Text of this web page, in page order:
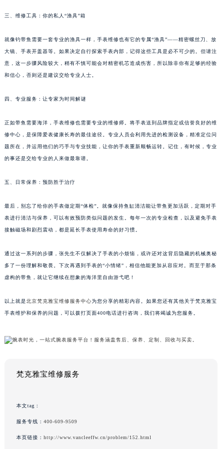
三、维修工具：你的私人“渔具”箱
就像钓带鱼需要一套专业的渔具一样，手表维修也有它的专属“渔具”——精密螺丝刀、放
大镜、手表开盖器等。如果决定自行探索手表内部，记得这些工具是必不可少的。但请注
意，这一步骤风险较大，稍有不慎可能会对精密机芯造成伤害，所以除非你有足够的经验
和信心，否则还是建议交给专业人士。
四、专业服务：让专家为时间解谜
正如带鱼需要海洋，手表维修也需要专业的维修师。将手表送到品牌指定或信誉良好的维
修中心，是保障爱表健康长寿的最佳途径。专业人员会利用先进的检测设备，精准定位问
题所在，并运用他们的巧手与专业技能，让你的手表重新顺畅运转。记住，有时候，专业
的事还是交给专业的人来做最靠谱。
五、日常保养：预防胜于治疗
最后，别忘了给你的手表做定期“体检”。就像保持鱼缸清洁能让带鱼更加活跃，定期对手
表进行清洁与保养，可以有效预防类似问题的发生。每年一次的专业检查，以及避免手表
接触磁场和剧烈震动，都是延长手表使用寿命的好习惯。
通过这一系列的步骤，张先生不仅解决了手表的小烦恼，或许还对这背后隐藏的机械奥秘
多了一份理解和敬畏。下次再遇到手表的“小情绪”，相信他能更加从容应对。而至于那条
虚构的带鱼，就让它继续在想象的海洋里自由游弋吧！
以上就是北京梵克雅宝维修服务中心为您分享的精彩内容。如果您还有其他关于梵克雅宝
手表维护和保养的问题，可以拨打页面400电话进行咨询，我们将竭诚为您服务。
梵克雅宝维修服务
本文tag：
服务专线： 400-609-9509
本页链接： http://www.vancleeffw.cn/problem/152.html